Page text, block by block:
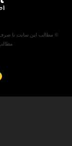
© مطالب این سایت با صرف
مطالب ترکیه ۱۱۸